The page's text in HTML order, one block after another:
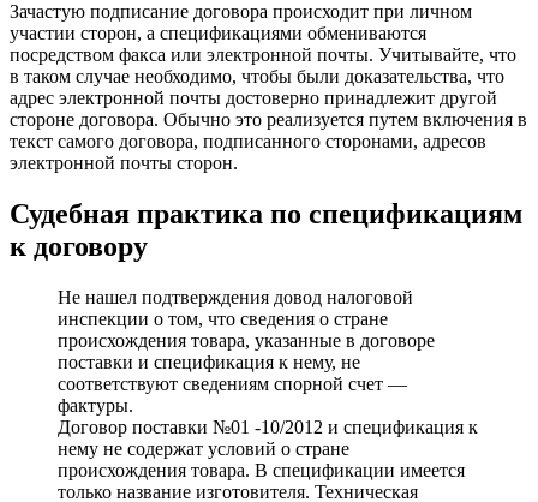
Зачастую подписание договора происходит при личном
участии сторон, а спецификациями обмениваются
посредством факса или электронной почты. Учитывайте, что
в таком случае необходимо, чтобы были доказательства, что
адрес электронной почты достоверно принадлежит другой
стороне договора. Обычно это реализуется путем включения в
текст самого договора, подписанного сторонами, адресов
электронной почты сторон.
Судебная практика по спецификациям
к договору
Не нашел подтверждения довод налоговой
инспекции о том, что сведения о стране
происхождения товара, указанные в договоре
поставки и спецификация к нему, не
соответствуют сведениям спорной счет —
фактуры.
Договор поставки №01 -10/2012 и спецификация к
нему не содержат условий о стране
происхождения товара. В спецификации имеется
только название изготовителя. Техническая